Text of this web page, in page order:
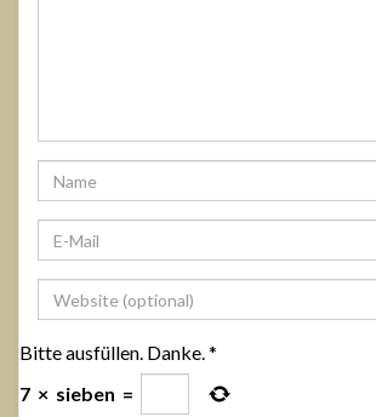
Bitte ausfüllen. Danke.*
7 × sieben =